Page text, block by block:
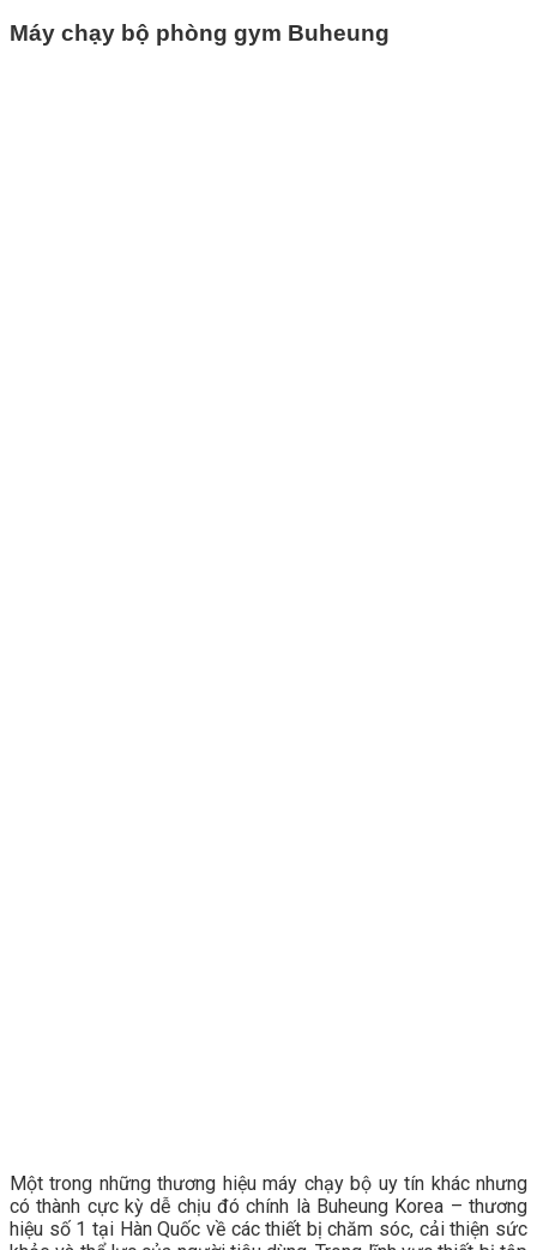
Máy chạy bộ phòng gym Buheung
Một trong những thương hiệu máy chạy bộ uy tín khác nhưng
có thành cực kỳ dễ chịu đó chính là Buheung Korea – thương
hiệu số 1 tại Hàn Quốc về các thiết bị chăm sóc, cải thiện sức